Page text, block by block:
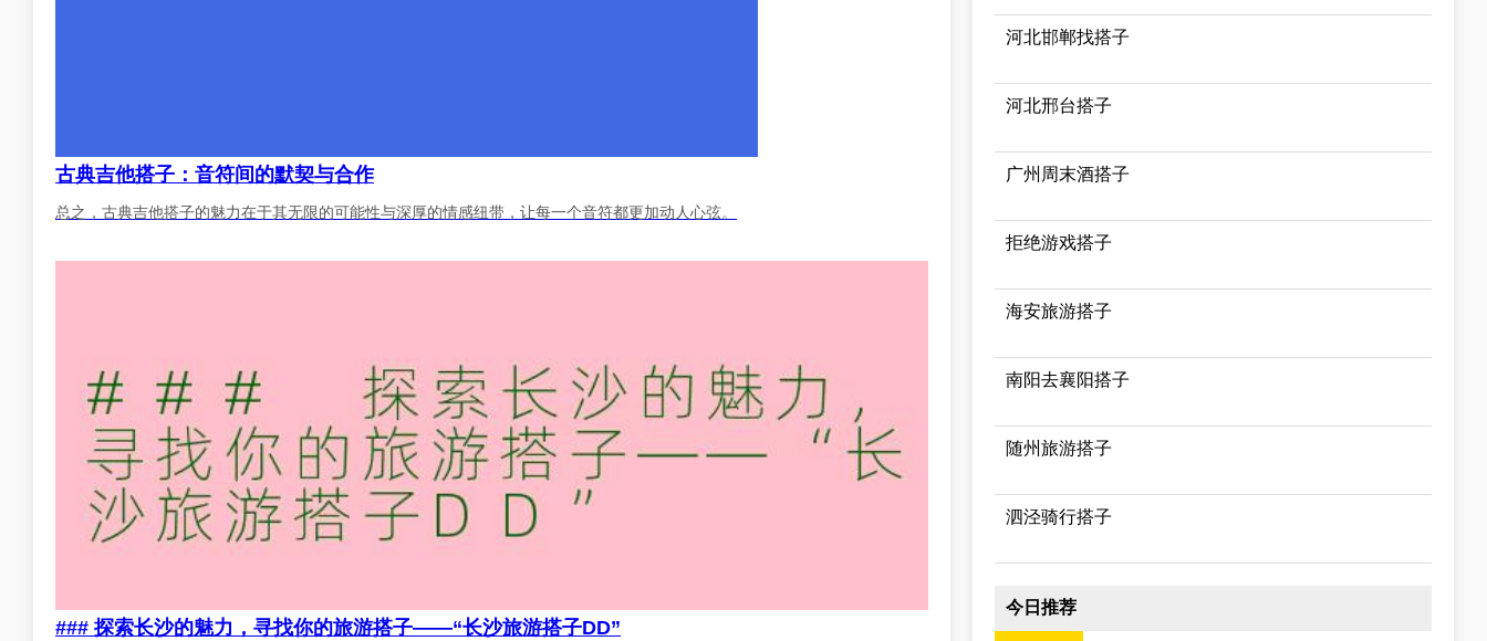
古典吉他搭子：音符间的默契与合作
总之，古典吉他搭子的魅力在于其无限的可能性与深厚的情感纽带，让每一个音符都更加动人心弦。
### 探索长沙的魅力，寻找你的旅游搭子——“长沙旅游搭子DD”
河北邯郸找搭子
河北邢台搭子
广州周末酒搭子
拒绝游戏搭子
海安旅游搭子
南阳去襄阳搭子
随州旅游搭子
泗泾骑行搭子
今日推荐